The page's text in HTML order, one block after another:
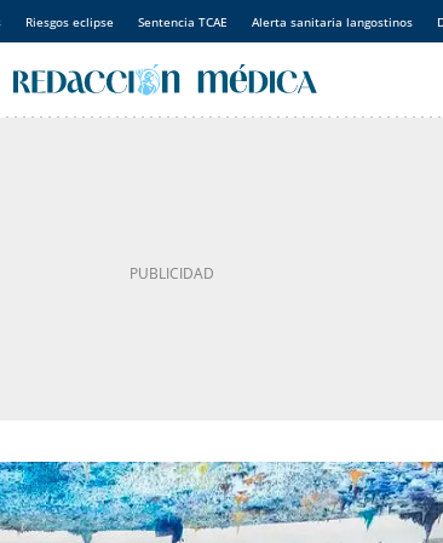
Riesgos eclipse Sentencia TCAE Alerta sanitaria langostinos